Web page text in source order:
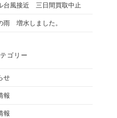
台風接近 三日間買取中止
雨 増水しました。
ゴリー
せ
報
報